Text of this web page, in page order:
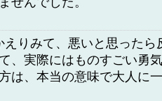
りみて、悪いと思ったら
、実際にはものすごい勇
は、本当の意味で大人に